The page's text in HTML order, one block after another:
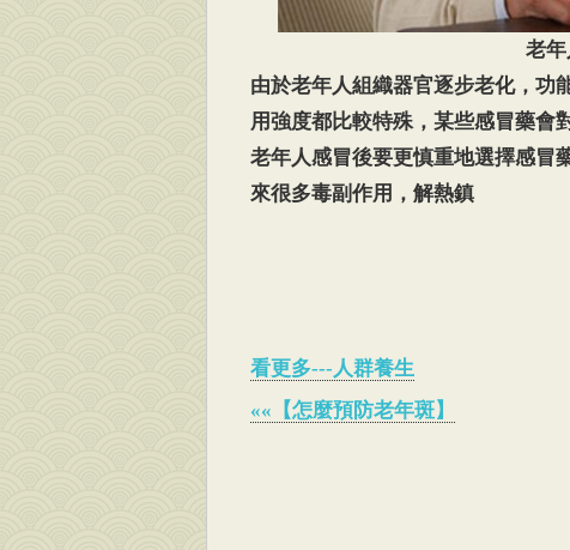
老年
由於老年人組織器官逐步老化，功
用強度都比較特殊，某些感冒藥會
老年人感冒後要更慎重地選擇感冒
來很多毒副作用，解熱鎮
看更多---人群養生
««【怎麼預防老年斑】